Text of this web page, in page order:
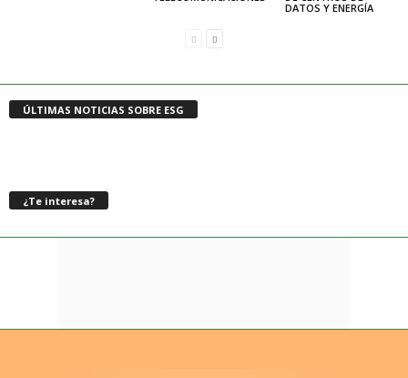
DATOS Y ENERGÍA
ÚLTIMAS NOTICIAS SOBRE ESG
¿Te interesa?